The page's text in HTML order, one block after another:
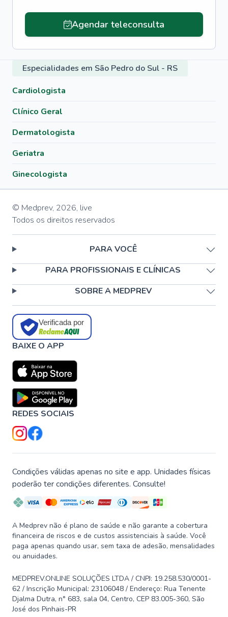
Agendar teleconsulta
Especialidades em São Pedro do Sul - RS
Cardiologista
Clínico Geral
Dermatologista
Geriatra
Ginecologista
© Medprev, 2026, live
Todos os direitos reservados
PARA VOCÊ
PARA PROFISSIONAIS E CLÍNICAS
SOBRE A MEDPREV
Verificada por
BAIXE O APP
REDES SOCIAIS
Condições válidas apenas no site e app. Unidades físicas
poderão ter condições diferentes. Consulte!
A Medprev não é plano de saúde e não garante a cobertura
financeira de riscos e de custos assistenciais à saúde. Você
paga apenas quando usar, sem taxa de adesão, mensalidades
ou anuidades.
MEDPREV.ONLINE SOLUÇÕES LTDA / CNPJ: 19.258.530/0001-
62 / Inscrição Municipal: 23106048 / Endereço: Rua Tenente
Djalma Dutra, n° 683, sala 04, Centro, CEP 83.005-360, São
José dos Pinhais-PR